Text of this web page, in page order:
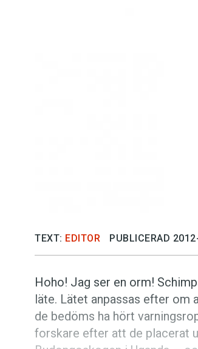
TEXT: EDITOR PUBLICERAD
Hoho! Jag ser en orm!
läte. Lätet anpassas efter om
de bedöms ha hört
forskare efter att de placerat